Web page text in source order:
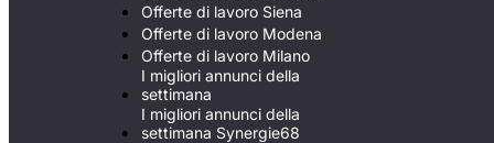
Offerte di lavoro Siena
Offerte di lavoro Modena
Offerte di lavoro Milano
I migliori annunci della
settimana
I migliori annunci della
settimana Synergie68